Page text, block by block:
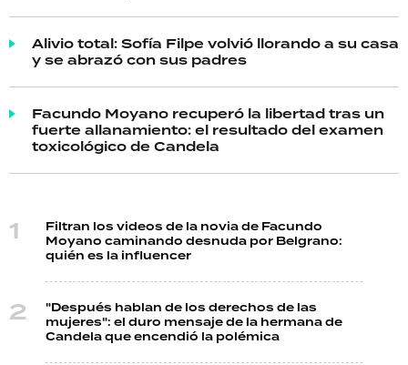
Alivio total: Sofía Filpe volvió llorando a su casa
y se abrazó con sus padres
Facundo Moyano recuperó la libertad tras un
fuerte allanamiento: el resultado del examen
toxicológico de Candela
Filtran los videos de la novia de Facundo
Moyano caminando desnuda por Belgrano:
quién es la influencer
"Después hablan de los derechos de las
mujeres": el duro mensaje de la hermana de
Candela que encendió la polémica